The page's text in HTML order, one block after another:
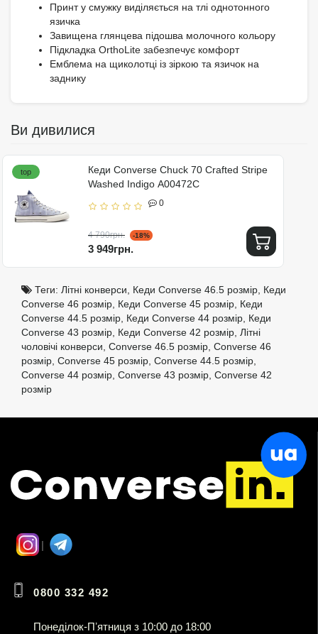
Принт у смужку виділяється на тлі однотонного
язичка
Завищена глянцева підошва молочного кольору
Підкладка OrthoLite забезпечує комфорт
Емблема на щиколотці із зіркою та язичок на
заднику
Ви дивилися
top
Кеди Converse Chuck 70 Crafted Stripe
Washed Indigo A00472C
0
4 790грн. -18%
3 949грн.
Теги: Літні конверси, Кеди Converse 46.5 розмір, Кеди
Converse 46 розмір, Кеди Converse 45 розмір, Кеди
Converse 44.5 розмір, Кеди Converse 44 розмір, Кеди
Converse 43 розмір, Кеди Converse 42 розмір, Літні
чоловічі конверси, Converse 46.5 розмір, Converse 46
розмір, Converse 45 розмір, Converse 44.5 розмір,
Converse 44 розмір, Converse 43 розмір, Converse 42
розмір
0800 332 492
Понеділок-Пʼятниця з 10:00 до 18:00